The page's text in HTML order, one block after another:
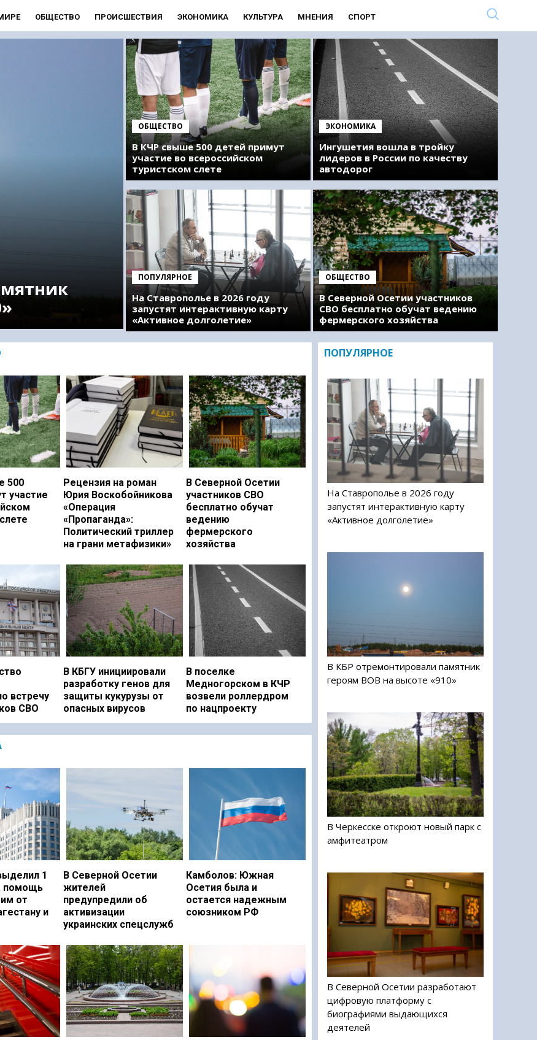
ОБЩЕСТВО ПРОИСШЕСТВИЯ ЭКОНОМИКА КУЛЬТУРА МНЕНИЯ СПОРТ
ОБЩЕСТВО
В КЧР свыше 500 детей примут
участие во всероссийском
туристском слете
ПОПУЛЯРНОЕ
На Ставрополье в 2026 году
запустят интерактивную карту
«Активное долголетие»
ЭКОНОМИКА
Ингушетия вошла в тройку
лидеров в России по качеству
автодорог
ОБЩЕСТВО
В Северной Осетии участников
СВО бесплатно обучат ведению
фермерского хозяйства
500
участие
Рецензия на роман
Юрия Воскобойникова
«Операция
«Пропаганда»:
Политический триллер
на грани метафизики»
В Северной Осетии
участников СВО
бесплатно обучат
ведению
фермерского
хозяйства
встречу
СВО
В КБГУ инициировали
разработку генов для
защиты кукурузы от
опасных вирусов
В поселке
Медногорском в КЧР
возвели роллердром
по нацпроекту
1
помощь
от
и
В Северной Осетии
жителей
предупредили об
активизации
украинских спецслужб
Камболов: Южная
Осетия была и
остается надежным
союзником РФ
ПОПУЛЯРНОЕ
На Ставрополье в 2026 году
запустят интерактивную карту
«Активное долголетие»
В КБР отремонтировали памятник
героям ВОВ на высоте «910»
В Черкесске откроют новый парк с
амфитеатром
В Северной Осетии разработают
цифровую платформу с
биографиями выдающихся
деятелей